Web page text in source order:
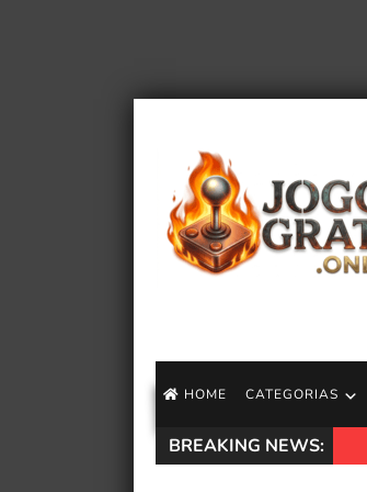
HOME CATEGORIAS
BREAKING NEWS: